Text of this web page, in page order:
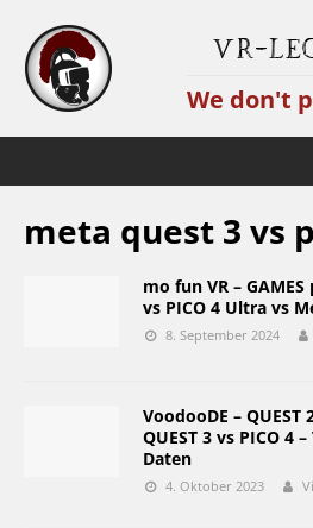
VR-
We don't
meta quest 3 vs
mo fun VR –
vs PICO 4 Ultra vs
8. September 2024
VoodooDE – QUEST
QUEST 3 vs PICO 4
Daten
4. Oktober 2023